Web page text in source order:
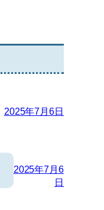
2025年7月6日
2025年7月6
日